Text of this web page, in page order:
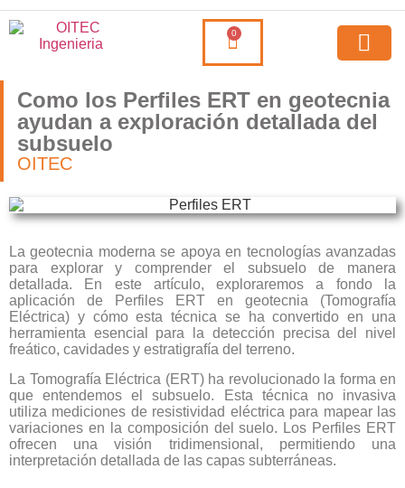
0
Como los Perfiles ERT en geotecnia
ayudan a exploración detallada del
subsuelo
OITEC
La geotecnia moderna se apoya en tecnologías avanzadas
para explorar y comprender el subsuelo de manera
detallada. En este artículo, exploraremos a fondo la
aplicación de Perfiles ERT en geotecnia (Tomografía
Eléctrica) y cómo esta técnica se ha convertido en una
herramienta esencial para la detección precisa del nivel
freático, cavidades y estratigrafía del terreno.
La Tomografía Eléctrica (ERT) ha revolucionado la forma en
que entendemos el subsuelo. Esta técnica no invasiva
utiliza mediciones de resistividad eléctrica para mapear las
variaciones en la composición del suelo. Los Perfiles ERT
ofrecen una visión tridimensional, permitiendo una
interpretación detallada de las capas subterráneas.